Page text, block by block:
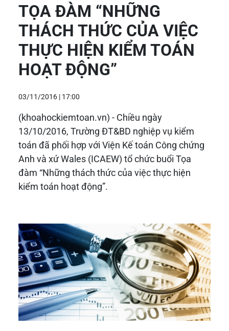
TỌA ĐÀM “NHỮNG
THÁCH THỨC CỦA VIỆC
THỰC HIỆN KIỂM TOÁN
HOẠT ĐỘNG”
03/11/2016 | 17:00
(khoahockiemtoan.vn) - Chiều ngày
13/10/2016, Trường ĐT&BD nghiệp vụ kiểm
toán đã phối hợp với Viện Kế toán Công chứng
Anh và xứ Wales (ICAEW) tổ chức buổi Tọa
đàm “Những thách thức của việc thực hiện
kiểm toán hoạt động”.